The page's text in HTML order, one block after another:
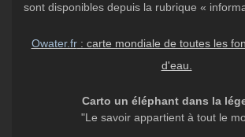
sont disponibles depuis la rubrique «
Owater.fr: carte mondiale de toutes les
d'eau.
Carto un éléphant dans la
"Le savoir appartient à tout le